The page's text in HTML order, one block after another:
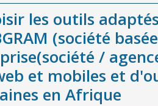
- WEBGRAM (société basée
web et mobiles et d'outil de
les outils
(société
/
et mobiles et
en Afrique